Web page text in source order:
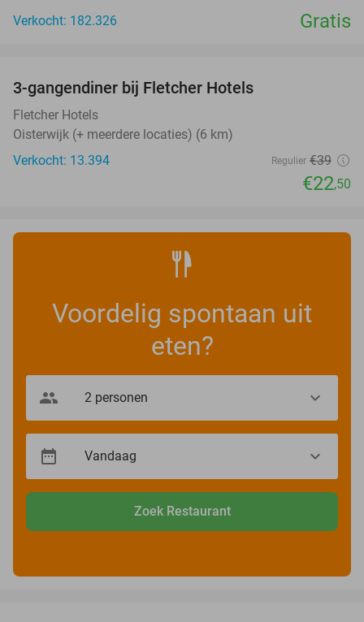
Verkocht: 182.326
Gratis
3-gangendiner bij Fletcher Hotels
Fletcher Hotels
Oisterwijk (+ meerdere locaties) (6 km)
Verkocht: 13.394
Regulier €39
€22,50
Voordelig spontaan uit
eten?
Zoek Restaurant